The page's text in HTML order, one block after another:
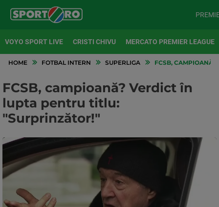
VOYO SPORT LIVE CRISTI CHIVU MERCATO PREMIER LEAGUE
HOME FOTBAL INTERN SUPERLIGA FCSB, CAMPIOANĂ?
FCSB, campioană? Verdict în
lupta pentru titlu:
"Surprinzător!"